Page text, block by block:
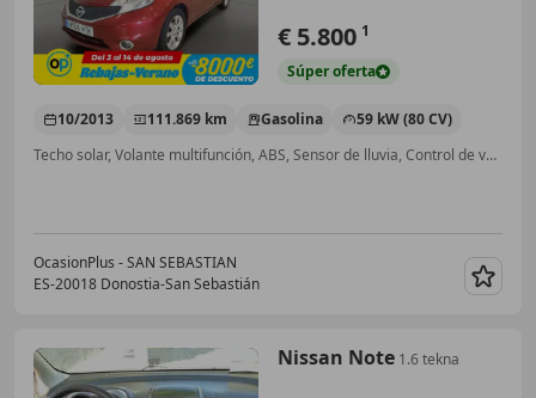
€ 5.800 1
Súperoferta
10/2013 111.869 km Gasolina
59 kW (80 CV)
Techo solar, Volante multifunción, ABS, Sensor de lluvia, Control de velocidad, Llantas de aleación, Bluetooth, Garantia
OcasionPlus - SAN SEBASTIAN
ES-20018 Donostia-San Sebastián
Nissan Note 1.6 tekna